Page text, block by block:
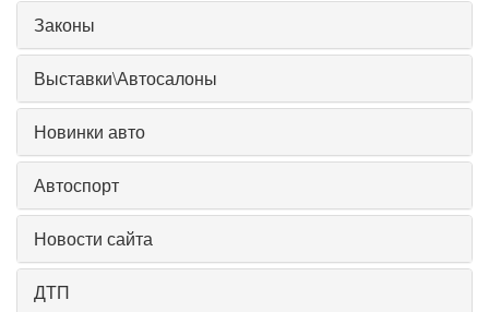
Законы
Выставки\Автосалоны
Новинки авто
Автоспорт
Новости сайта
ДТП